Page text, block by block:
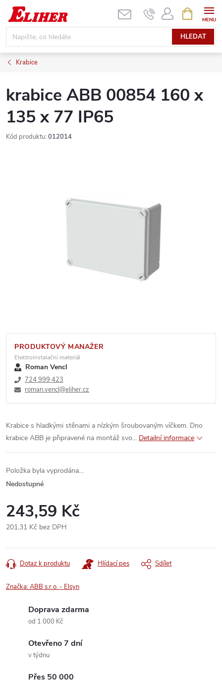
Přejít
obsah
HLEDAT
NÁKUPNÍ
KOŠÍK
Krabice
krabice ABB 00854 160 x
135 x 77 IP65
Kód produktu: 012014
PRODUKTOVÝ MANAŽER
Elektroinstalační materiál
Roman Vencl
724 999 423
roman.vencl@eliher.cz
Krabice s hladkými stěnami a nízkým šroubovaným víčkem. Dno
krabice ABB je připravené na montáž svo... Detailní informace
Položka byla vyprodána…
Nedostupné
243,59 Kč
201,31 Kč bez DPH
cena:
Dotaz k produktu Hlídací pes Sdílet
Značka:ABB s.r.o. - Elsyn
Doprava zdarma
od 1 000 Kč
Otevřeno 7 dní
v týdnu
Přes 50 000